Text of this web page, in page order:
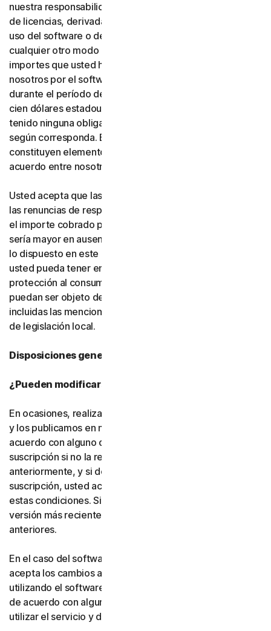
nuestra responsabilidad total o la de nuestros emisores
de licencias, derivada del uso o de la imposibilidad de
uso del software o de los servicios, o relacionada de
cualquier otro modo con estas condiciones, superará los
importes que usted haya pagado o deba pagar a
nosotros por el software o los servicios aplicables
durante el período de suscripción correspondiente, o
cien dólares estadounidenses (100 USD) si usted no ha
tenido ninguna obligación de pago frente a nosotros,
según corresponda. Estas exclusiones y limitaciones
constituyen elementos fundamentales de la base del
acuerdo entre nosotros y usted.
Usted acepta que las limitaciones de responsabilidad y
las renuncias de responsabilidad de esta sección reflejan
el importe cobrado por el software y los servicios, que
sería mayor en ausencia de dichas limitaciones. Nada de
lo dispuesto en este acuerdo limita los derechos que
usted pueda tener en virtud de las leyes vigentes de
protección al consumidor u otras leyes aplicables que no
puedan ser objeto de renuncia en su jurisdicción,
incluidas las mencionadas específicamente en la sección
de legislación local.
Disposiciones generales
¿Pueden modificarse estas condiciones?
En ocasiones, realizamos cambios en estas condiciones
y los publicamos en nuestro sitio web. Si no está de
acuerdo con alguno de los cambios, puede no finalizar la
suscripción si no la renueva, según lo indicado
anteriormente, y si desinstala el software. Si renueva su
suscripción, usted acepta la versión más reciente de
estas condiciones. Si ha aceptado más de una versión, la
versión más reciente sustituirá a todas las versiones
anteriores.
En el caso del software y los servicios gratuitos, usted
acepta los cambios a estas condiciones al continuar
utilizando el software y los servicios gratuitos. Si no está
de acuerdo con alguno de los cambios, debe dejar de
utilizar el servicio y desinstalar el software gratuito.